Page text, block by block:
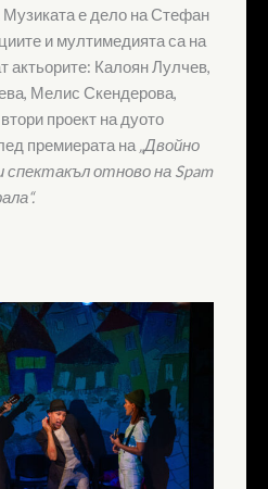
е дело на Стефан
и мултимедията са на
актьорите: Калоян Лулчев,
Мелис Скендерова,
проект на дуото
премиерата на „Двойно
спектакъл отново на Spam